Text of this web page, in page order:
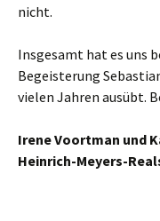
nicht.
Insgesamt hat es uns
Begeisterung
vielen Jahren ausübt.
Irene Voortman und
Heinrich-Meyers-